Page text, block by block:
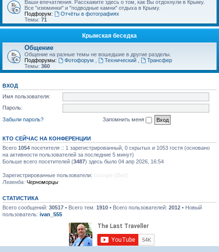
Ваши впечатления. Расскажите здесь о том, как Вы отдохнули в Крыму.
Все "изюминки" и "подводные камни" отдыха в Крыму.
Подфорум:
Отчёты в фотографиях
Темы: 71
Крымская беседка
Общение
Общение на разные темы не вошедшие в другие разделы.
Подфорумы:
Фотофорум Технический
Трансфер
Темы: 360
ВХОД
Имя пользователя:
Пароль:
Забыли пароль?
Запомнить меня
КТО СЕЙЧАС НА КОНФЕРЕНЦИИ
Всего 1054 посетителя :: 1 зарегистрированный, 0 скрытых и 1053 гостя (основано
на активности пользователей за последние 5 минут)
Больше всего посетителей (3487) здесь было 04 апр 2026, 16:54
Зарегистрированные пользователи:
Легенда: Черноморцы
СТАТИСТИКА
Всего сообщений: 30517 • Всего тем: 1910 • Всего пользователей: 2012 • Новый
пользователь: ivan_555